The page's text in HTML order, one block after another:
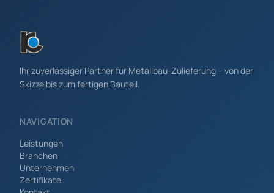
Rechnungswesen, Marketing, Unterstützung des
Vertriebs und Personalverwaltung. Wir bringen Dir
bei, bürowirtschaftliche Aufgaben zu organisieren
und zu bearbeiten. Deine Zukunft Kaufmann/-frau
für Büromanagement ist ein dreijähriger
anerkannter Ausbildungsberuf. Danach übernehmen
wie Du bringen uns nach vorn, deshalb bezahlen wir
Mitarbeiter und bieten je nach persönlichem Bedarf
flexible Arbeitszeitmodelle. Bei Interesse
qualifizieren wir Dich auch später gern weiter und
begleiten Dich auf Deinem gesamten Weg ins
Ihr zuverlässiger Partner für Metallbau-Zulieferung – von der
Skizze bis zum fertigen Bauteil.
NAVIGATION
Leistungen
Branchen
Unternehmen
Zertifikate